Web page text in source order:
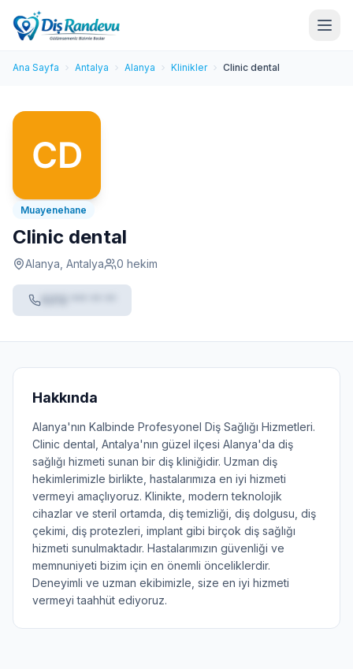
Ana Sayfa Antalya Alanya Klinikler Clinic dental
Muayenehane
Clinic dental
Alanya, Antalya 0 hekim
Hakkında
Alanya'nın Kalbinde Profesyonel Diş Sağlığı Hizmetleri.
Clinic dental, Antalya'nın güzel ilçesi Alanya'da diş
sağlığı hizmeti sunan bir diş kliniğidir. Uzman diş
hekimlerimizle birlikte, hastalarımıza en iyi hizmeti
vermeyi amaçlıyoruz. Klinikte, modern teknolojik
cihazlar ve steril ortamda, diş temizliği, diş dolgusu, diş
çekimi, diş protezleri, implant gibi birçok diş sağlığı
hizmeti sunulmaktadır. Hastalarımızın güvenliği ve
memnuniyeti bizim için en önemli önceliklerdir.
Deneyimli ve uzman ekibimizle, size en iyi hizmeti
vermeyi taahhüt ediyoruz.